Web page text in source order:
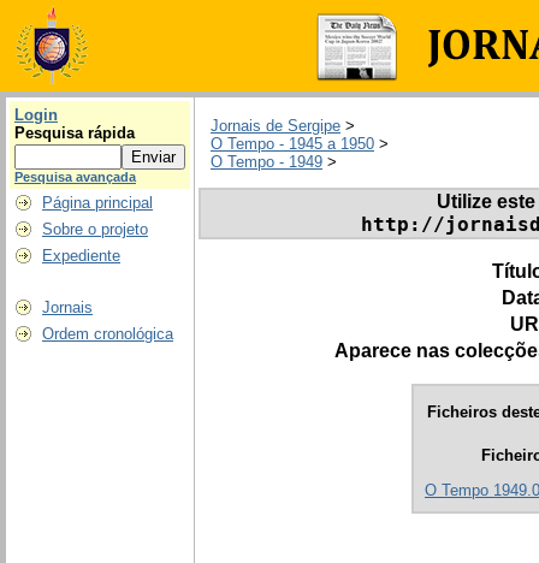
Login
Pesquisa rápida
Pesquisa avançada
Página principal
Sobre o projeto
Expediente
Jornais
Ordem cronológica
Jornais de Sergipe >
O Tempo - 1945 a 1950 >
O Tempo - 1949 >
Utilize
http://
Aparece nas
Ficheiros
O Tempo